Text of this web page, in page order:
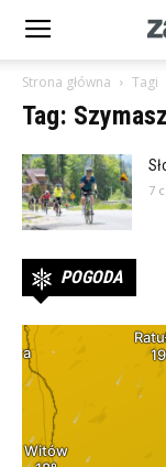
Strona główna Tagi
Tag:
7
POGODA